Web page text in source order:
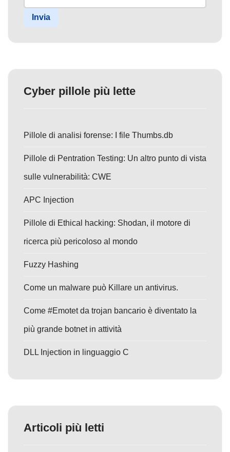
Invia
Cyber pillole più lette
Pillole di analisi forense: I file Thumbs.db
Pillole di Pentration Testing: Un altro punto di vista
sulle vulnerabilità: CWE
APC Injection
Pillole di Ethical hacking: Shodan, il motore di
ricerca più pericoloso al mondo
Fuzzy Hashing
Come un malware può Killare un antivirus.
Come #Emotet da trojan bancario è diventato la
più grande botnet in attività
DLL Injection in linguaggio C
Articoli più letti